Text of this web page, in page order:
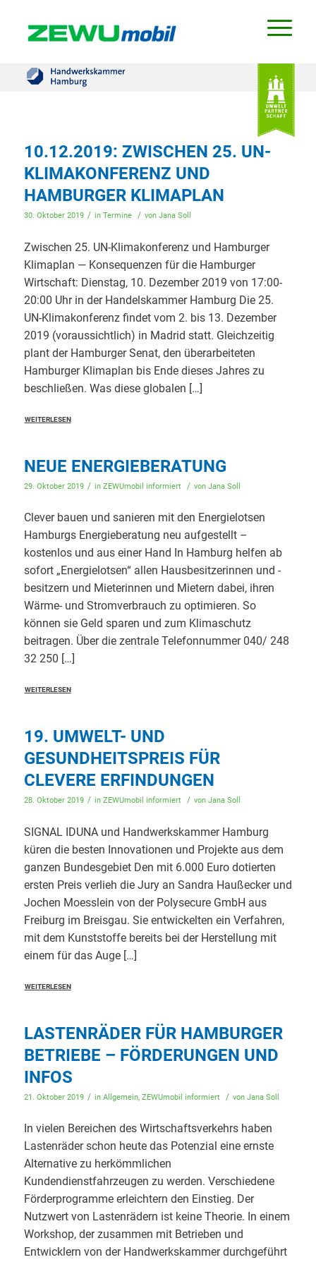
10.12.2019: ZWISCHEN 25. UN-
KLIMAKONFERENZ UND
HAMBURGER KLIMAPLAN
30. Oktober 2019 / in Termine / von Jana Soll
Zwischen 25. UN-Klimakonferenz und Hamburger
Klimaplan — Konsequenzen für die Hamburger
Wirtschaft: Dienstag, 10. Dezember 2019 von 17:00-
20:00 Uhr in der Handelskammer Hamburg Die 25.
UN-Klimakonferenz findet vom 2. bis 13. Dezember
2019 (voraussichtlich) in Madrid statt. Gleichzeitig
plant der Hamburger Senat, den überarbeiteten
Hamburger Klimaplan bis Ende dieses Jahres zu
beschließen. Was diese globalen […]
WEITERLESEN
NEUE ENERGIEBERATUNG
29. Oktober 2019 / in ZEWUmobil informiert / von Jana Soll
Clever bauen und sanieren mit den Energielotsen
Hamburgs Energieberatung neu aufgestellt –
kostenlos und aus einer Hand In Hamburg helfen ab
sofort „Energielotsen“ allen Hausbesitzerinnen und -
besitzern und Mieterinnen und Mietern dabei, ihren
Wärme- und Stromverbrauch zu optimieren. So
können sie Geld sparen und zum Klimaschutz
beitragen. Über die zentrale Telefonnummer 040/ 248
32 250 […]
WEITERLESEN
19. UMWELT- UND
GESUNDHEITSPREIS FÜR
CLEVERE ERFINDUNGEN
28. Oktober 2019 / in ZEWUmobil informiert / von Jana Soll
SIGNAL IDUNA und Handwerkskammer Hamburg
küren die besten Innovationen und Projekte aus dem
ganzen Bundesgebiet Den mit 6.000 Euro dotierten
ersten Preis verlieh die Jury an Sandra Haußecker und
Jochen Moesslein von der Polysecure GmbH aus
Freiburg im Breisgau. Sie entwickelten ein Verfahren,
mit dem Kunststoffe bereits bei der Herstellung mit
einem für das Auge […]
WEITERLESEN
LASTENRÄDER FÜR HAMBURGER
BETRIEBE – FÖRDERUNGEN UND
INFOS
21. Oktober 2019 / in Allgemein, ZEWUmobil informiert / von Jana Soll
In vielen Bereichen des Wirtschaftsverkehrs haben
Lastenräder schon heute das Potenzial eine ernste
Alternative zu herkömmlichen
Kundendienstfahrzeugen zu werden. Verschiedene
Förderprogramme erleichtern den Einstieg. Der
Nutzwert von Lastenrädern ist keine Theorie. In einem
Workshop, der zusammen mit Betrieben und
Entwicklern von der Handwerkskammer durchgeführt